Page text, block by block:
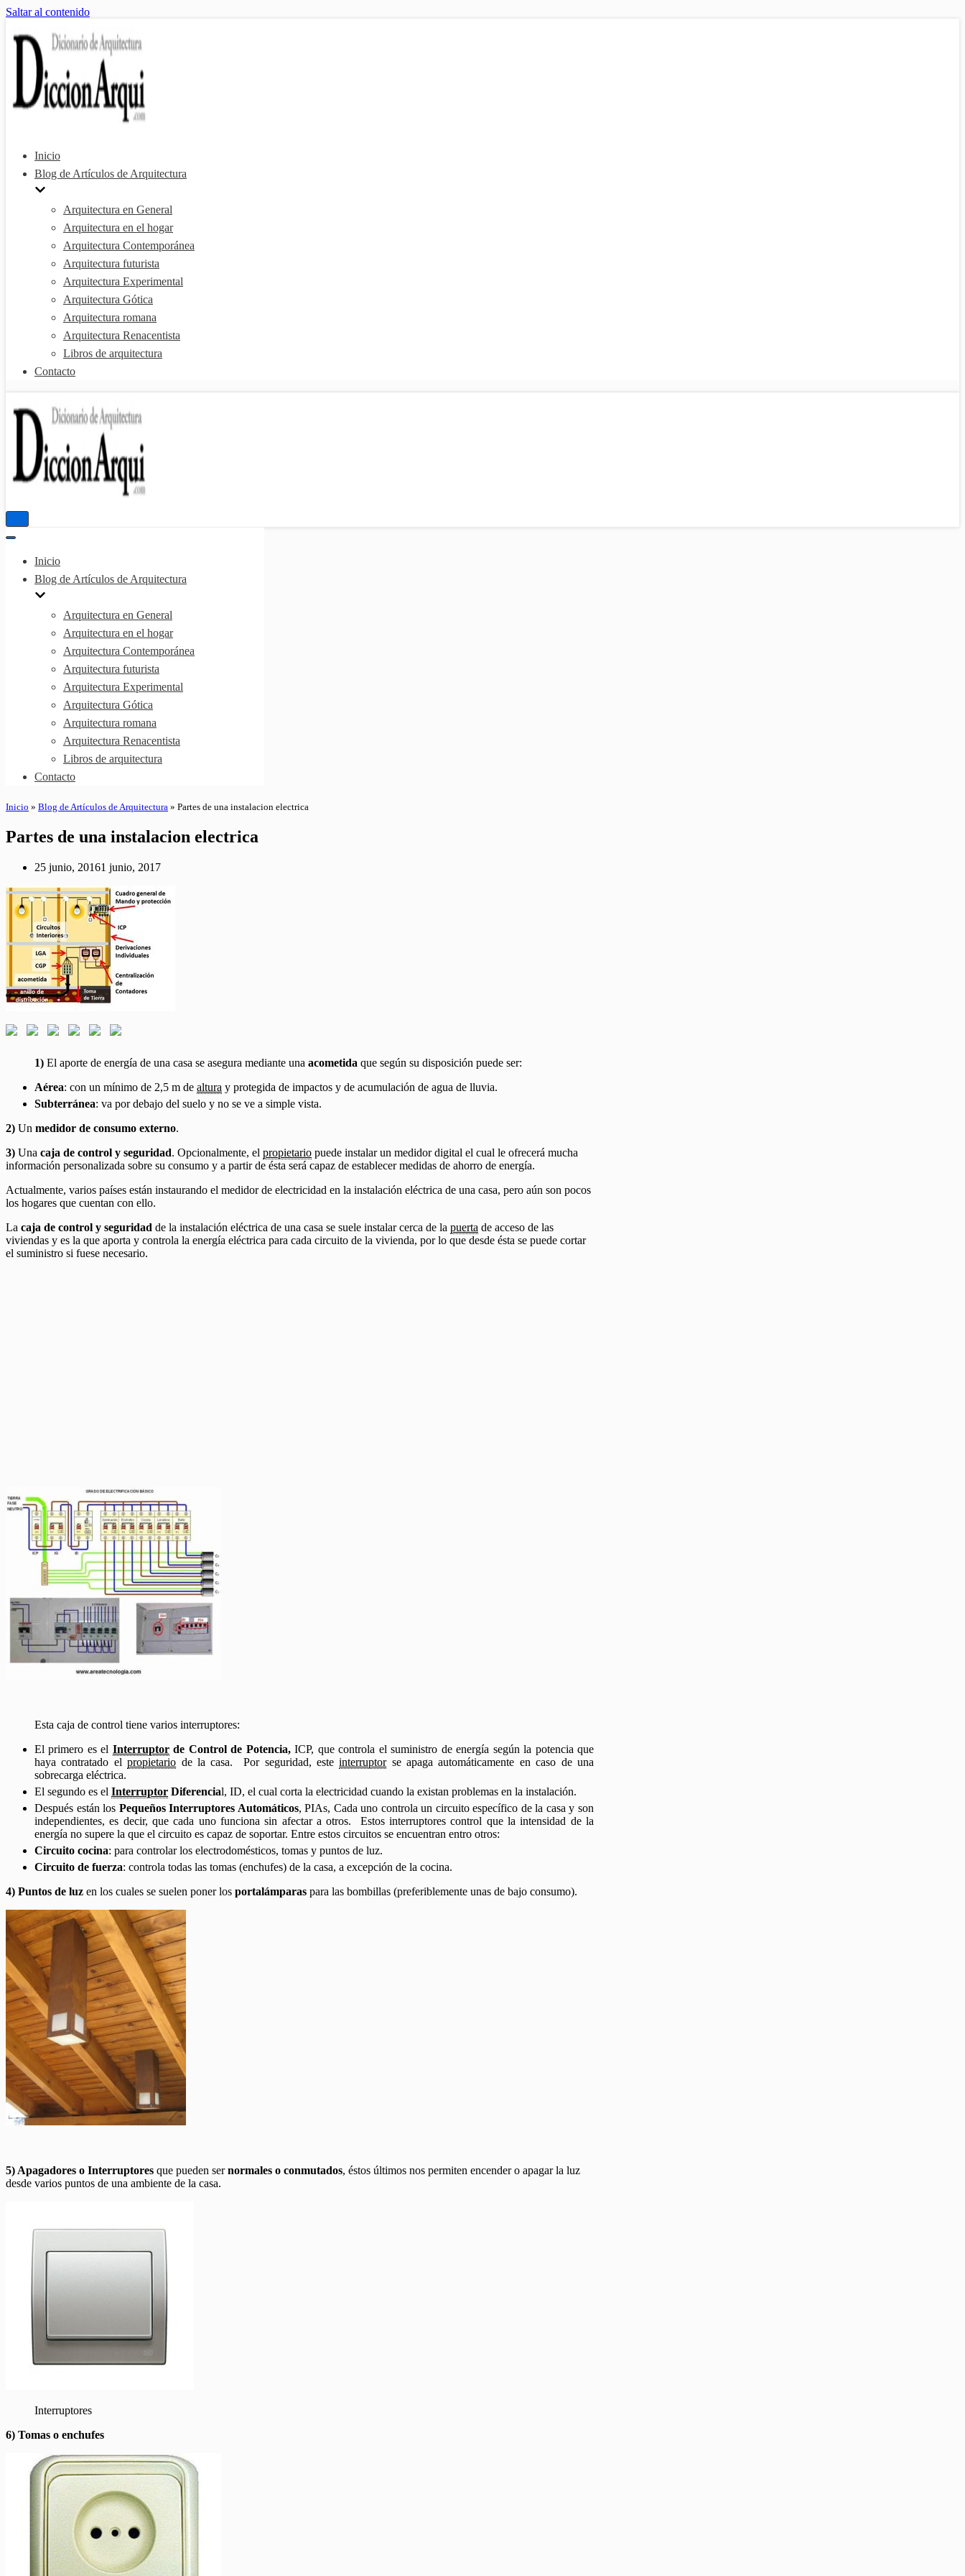
Saltar al contenido
Inicio
Blog de Artículos de Arquitectura
Arquitectura en General
Arquitectura en el hogar
Arquitectura Contemporánea
Arquitectura futurista
Arquitectura Experimental
Arquitectura Gótica
Arquitectura romana
Arquitectura Renacentista
Libros de arquitectura
Contacto
Menú
Menú
navegación
Inicio
Blog de Artículos de Arquitectura
Arquitectura en General
Arquitectura en el hogar
Arquitectura Contemporánea
Arquitectura futurista
Arquitectura Experimental
Arquitectura Gótica
Arquitectura romana
Arquitectura Renacentista
Libros de arquitectura
Contacto
Inicio » Blog de Artículos de Arquitectura » Partes de una instalacion electrica
Partes de una instalacion electrica
25 junio, 20161 junio, 2017
1) El aporte de energía de una casa se asegura mediante una acometida que según su disposición puede ser:
Aérea: con un mínimo de 2,5 m de altura y protegida de impactos y de acumulación de agua de lluvia.
Subterránea: va por debajo del suelo y no se ve a simple vista.
2) Un medidor de consumo externo.
3) Una caja de control y seguridad. Opcionalmente, el propietario puede instalar un medidor digital el cual le ofrecerá mucha
información personalizada sobre su consumo y a partir de ésta será capaz de establecer medidas de ahorro de energía.
Actualmente, varios países están instaurando el medidor de electricidad en la instalación eléctrica de una casa, pero aún son pocos
los hogares que cuentan con ello.
La caja de control y seguridad de la instalación eléctrica de una casa se suele instalar cerca de la puerta de acceso de las
viviendas y es la que aporta y controla la energía eléctrica para cada circuito de la vivienda, por lo que desde ésta se puede cortar
el suministro si fuese necesario.
Esta caja de control tiene varios interruptores:
El primero es el Interruptorde Control de Potencia,ICP, que controla el suministro de energía según la potencia que
haya contratado elpropietario de la casa. Por seguridad, esteinterruptorse apaga automáticamente en caso de una
sobrecarga eléctrica.
El segundo es el Interruptor Diferencial, ID, el cual corta la electricidad cuando la existan problemas en la instalación.
Después están los Pequeños Interruptores Automáticos, PIAs, Cada uno controla un circuito específico de la casa y son
independientes, es decir, que cada uno funciona sin afectar a otros. Estos interruptores control que la intensidad de la
energía no supere la que el circuito es capaz de soportar. Entre estos circuitos se encuentran entro otros:
Circuito cocina: para controlar los electrodomésticos, tomas y puntos de luz.
Circuito de fuerza: controla todas las tomas (enchufes) de la casa, a excepción de la cocina.
4) Puntos de luz en los cuales se suelen poner los portalámparas para las bombillas (preferiblemente unas de bajo consumo).
5) Apagadores o Interruptores que pueden sernormales o conmutados, éstos últimos nos permiten encender o apagar la luz
desde varios puntos de una ambiente de la casa.
Interruptores
6) Tomas o enchufes